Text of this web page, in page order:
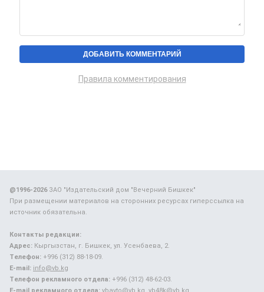
Правила комментирования
@1996-2026ЗАО "Издательский дом "Вечерний Бишкек"
При размещении материалов на сторонних ресурсах гиперссылка на
источник обязательна.
Контакты редакции:
Адрес: Кыргызстан, г. Бишкек, ул. Усенбаева, 2.
Телефон: +996 (312) 88-18-09.
E-mail: info@vb.kg
Телефон рекламного отдела: +996 (312) 48-62-03.